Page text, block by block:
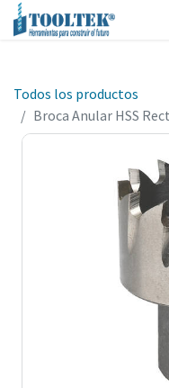
Todos los productos
Broca Anular HSS